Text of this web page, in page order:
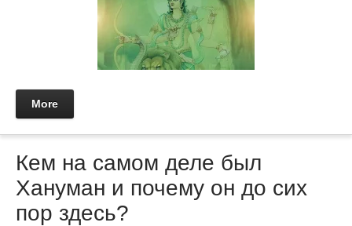
More
Кем на самом деле был
Хануман и почему он до сих
пор здесь?